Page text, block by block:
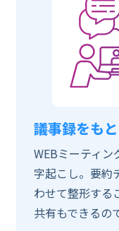
議事録をも
WEBミーティ
字起こし。要約
わせて整形する
共有もできるの